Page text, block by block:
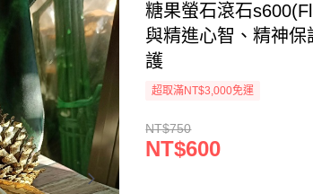
糖果螢石滾石
與精進心智、精神
護
超取滿NT$3,000免運
NT$750
NT$600